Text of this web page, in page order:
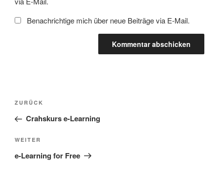
Benachrichtige mich über neue Beiträge via E-Mail.
Beitragsnavigation
Vorheriger
Beitrag
ZURÜCK
Crahskurs e-Learning
Nächster
Beitrag
WEITER
e-Learning for Free